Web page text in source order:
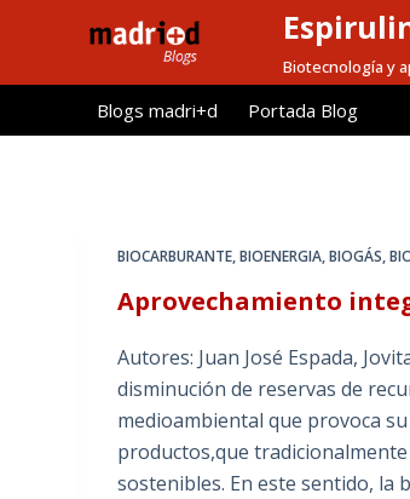
l
Biotecnología y
Blogs madri+d Portada Blog
BIOCARBURANTE,BIOENERGIA,BIOGÁS,
Aprovechamiento
Autores: Juan José Espada,
disminución de reservas de
medioambiental que provoca
productos,que
sostenibles. En este sentido, la